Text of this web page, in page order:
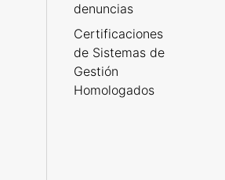
denuncias
Certificaciones
de Sistemas de
Gestión
Homologados